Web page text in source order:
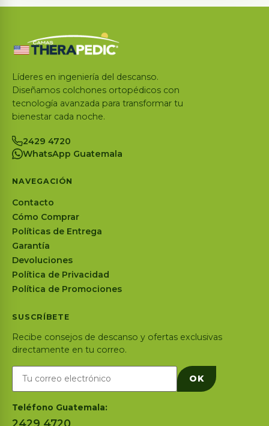
Líderes en ingeniería del descanso.
Diseñamos colchones ortopédicos con
tecnología avanzada para transformar tu
bienestar cada noche.
2429 4720
WhatsApp Guatemala
NAVEGACIÓN
Contacto
Cómo Comprar
Políticas de Entrega
Garantía
Devoluciones
Política de Privacidad
Política de Promociones
SUSCRÍBETE
Recibe consejos de descanso y ofertas exclusivas
directamente en tu correo.
OK
Teléfono Guatemala:
2429 4720